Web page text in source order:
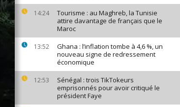
14:24
Tourisme : au Maghreb, la Tunisie
attire davantage de français que le
Maroc
13:52
Ghana : l’inflation tombe à 4,6 %, un
nouveau signe de redressement
économique
12:53
Sénégal : trois TikTokeurs
emprisonnés pour avoir critiqué le
président Faye